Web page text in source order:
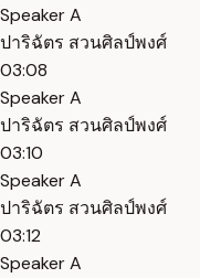
Speaker A
ปาริฉัตร สวนศิลป์พงศ์
03:08
Speaker A
ปาริฉัตร สวนศิลป์พงศ์
03:10
Speaker A
ปาริฉัตร สวนศิลป์พงศ์
03:12
Speaker A